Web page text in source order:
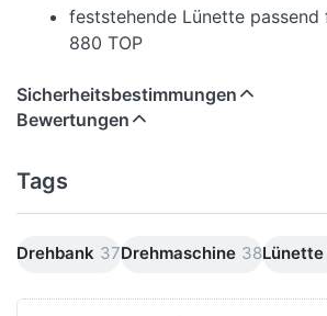
feststehende Lünette passend
880 TOP
Sicherheitsbestimmungen
Bewertungen
Tags
Drehbank 37Drehmaschine 38Lünette